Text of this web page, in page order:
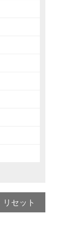
リセット